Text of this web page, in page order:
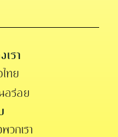
เรา
ทย
อร่อย
วกเรา